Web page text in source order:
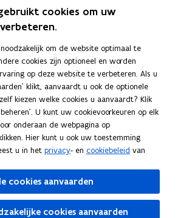
kadert binnen
Vlaamse visie op mobiliteit. Met
vervoer waarin het combineren van
centraal staat. Voor de realisatie
werden de driehonderd Vlaamse
opgedeeld in 15 vervoerregio’s. Binnen
de gemeenten samen een
voor hun regio.
Mechelen en het tot nu toe
u op vervoerregio Mechelen.
cookies om uw
om de website optimaal te
cookies zijn optioneel en worden
op deze website te verbeteren. Als u
klikt, aanvaardt u ook de optionele
kiezen welke cookies u aanvaardt? Klik
U kunt uw cookievoorkeuren op elk
onderaan de webpagina op
Hier kunt u ook uw toestemming
u in het privacy- en cookiebeleid van
cookies aanvaarden
cookies aanvaarden